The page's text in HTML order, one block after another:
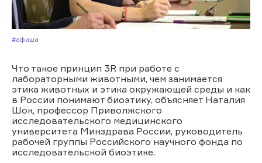
#Афиша
Что такое принцип 3R при работе с
лабораторными животными, чем занимается
этика животных и этика окружающей среды и как
в России понимают биоэтику, объясняет Наталия
Шок, профессор Приволжского
исследовательского медицинского
университета Минздрава России, руководитель
рабочей группы Российского научного фонда по
исследовательской биоэтике.